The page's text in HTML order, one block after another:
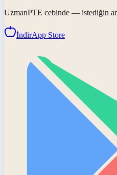
UzmanPTE cebinde — istediğin
İndirApp Store